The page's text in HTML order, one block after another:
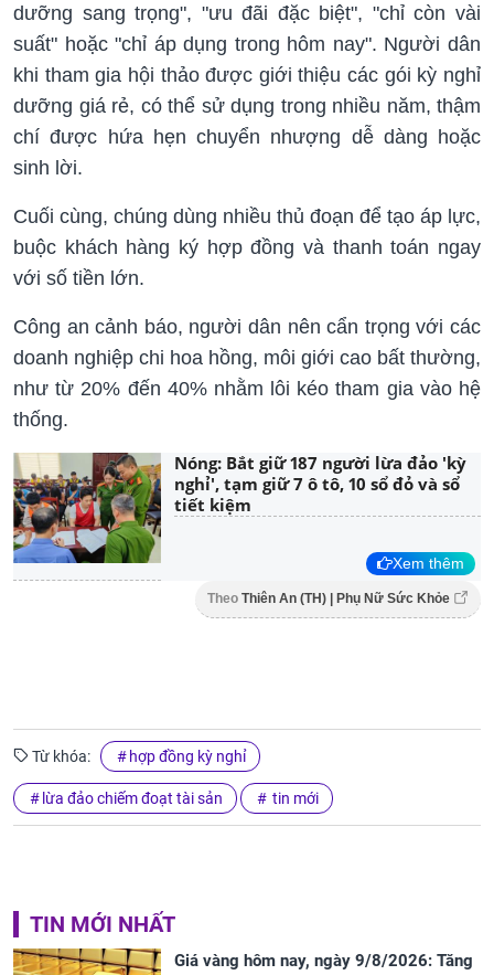
dưỡng sang trọng", "ưu đãi đặc biệt", "chỉ còn vài
suất" hoặc "chỉ áp dụng trong hôm nay". Người dân
khi tham gia hội thảo được giới thiệu các gói kỳ nghỉ
dưỡng giá rẻ, có thể sử dụng trong nhiều năm, thậm
chí được hứa hẹn chuyển nhượng dễ dàng hoặc
sinh lời.
Cuối cùng, chúng dùng nhiều thủ đoạn để tạo áp lực,
buộc khách hàng ký hợp đồng và thanh toán ngay
với số tiền lớn.
Công an cảnh báo, người dân nên cẩn trọng với các
doanh nghiệp chi hoa hồng, môi giới cao bất thường,
như từ 20% đến 40% nhằm lôi kéo tham gia vào hệ
thống.
Nóng: Bắt giữ 187 người lừa đảo 'kỳ
nghỉ', tạm giữ 7 ô tô, 10 sổ đỏ và sổ
tiết kiệm
Xem thêm
Theo Thiên An (TH) | Phụ Nữ Sức Khỏe
Từ khóa: hợp đồng kỳ nghỉ
lừa đảo chiếm đoạt tài sản tin mới
TIN MỚI NHẤT
Giá vàng hôm nay, ngày 9/8/2026: Tăng